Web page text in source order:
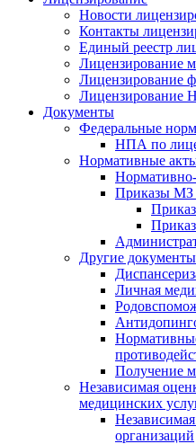
Новости
Контакты
Единый реестр
Лицензирование
Лицензирование
Лицензирование
Документы
Федеральные
НПА по
Нормативные
Приказы
Другие документы
Личная
Получение
Независимая
медицинских
организаций